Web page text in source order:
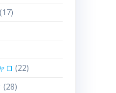
(17)
ロ (22)
(28)